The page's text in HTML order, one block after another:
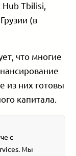
Tbilisi,
(в
что многие
из них готовы
капитала.
с
Мы